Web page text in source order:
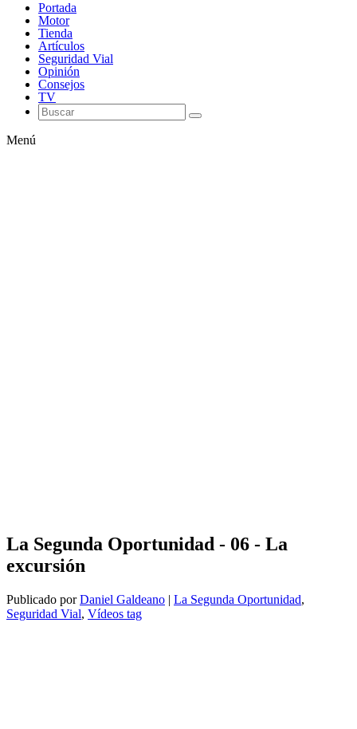
Portada
Motor
Tienda
Artículos
Seguridad Vial
Opinión
Consejos
TV
Menú
La Segunda Oportunidad - 06 - La
excursión
Publicado porDaniel Galdeano | La Segunda Oportunidad,
Seguridad Vial, Vídeos tag